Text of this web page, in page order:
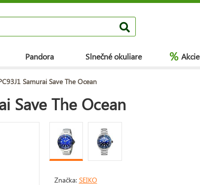
Pandora Slnečné okuliare % Akcie
Samurai Save The Ocean
Save The Ocean
Značka: SEIKO